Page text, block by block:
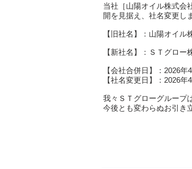
当社​​​​​​［山陽オイル株式会
開を見据え、社名変更し
【旧社名】：山陽オイ
【新社名】：ＳＴグロ
【会社合併日】：2026年
【社名変更日】：2026年
我々ＳＴグローグループ
今後とも変わらぬお引き